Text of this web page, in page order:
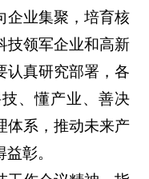
企业集聚，培育核
技领军企业和高新
认真研究部署，各
、懂产业、善决
体系，推动未来产
彰。